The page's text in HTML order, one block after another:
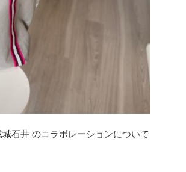
石井 のコラボレーションについて